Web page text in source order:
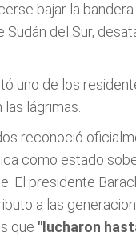
bajar la
Sudán del Sur,
uno de los
lágrimas.
reconoció
como estado
El presidente
a las
que "lucharon